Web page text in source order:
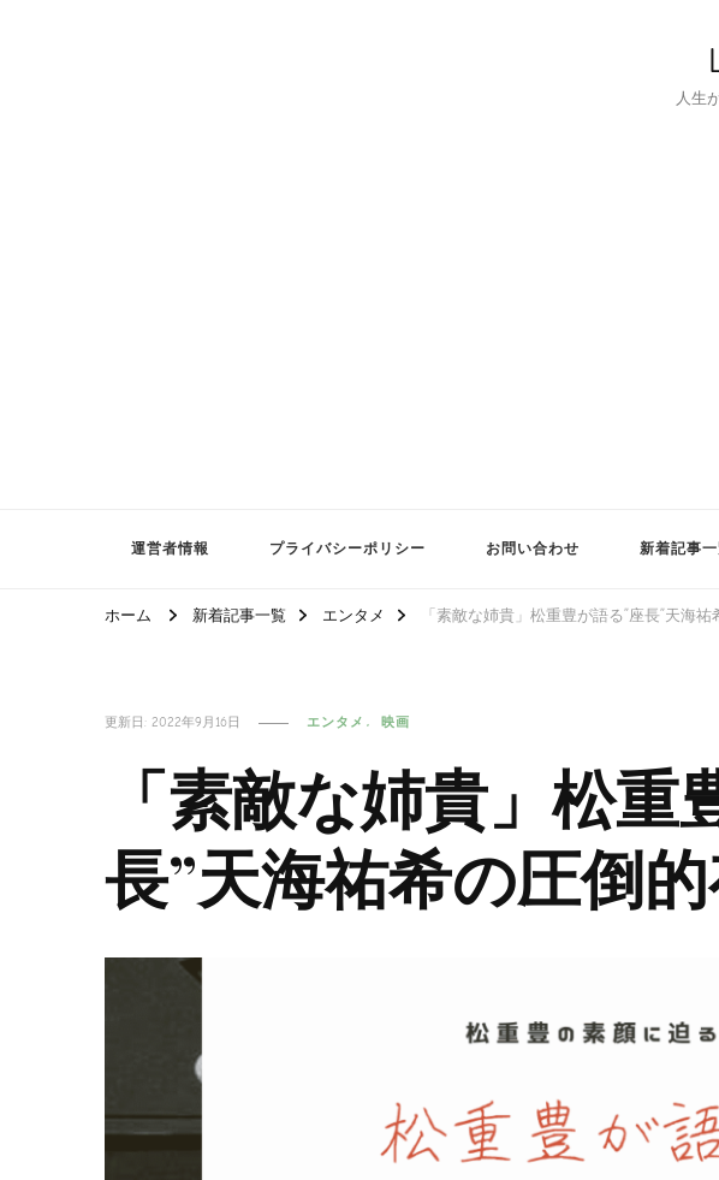
人生
運営者情報 プライバシーポリシー お問い合わせ 新着記事
ホーム 新着記事一覧 エンタメ 「素敵な姉貴」松重豊が語る”座長”天海
更新日: 2022年9月16日 エンタメ 映画
「素敵な姉貴」松重
長”天海祐希の圧倒